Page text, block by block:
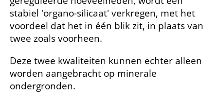
stabiel 'organo-silicaat' verkregen, met het
voordeel dat het in één blik zit, in plaats van
twee zoals voorheen.
Deze twee kwaliteiten kunnen echter alleen
worden aangebracht op minerale
ondergronden.